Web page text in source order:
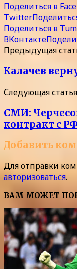
Поделиться в
Twitter
Поделиться в
ВКонтакте
Предыдущая
Калачев
Следующая статья
СМИ:
контракт с
Добавить
Для отправки
авторизоваться.
ВАМ МОЖЕТ